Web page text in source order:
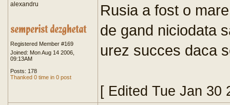
alexandru
Registered Member #169
Joined: Mon Aug 14 2006,
09:13AM
Posts: 178
Thanked 0 time in 0 post
Rusia a fost o
de gand niciodata
urez succes daca
[ Edited Tue Jan 30